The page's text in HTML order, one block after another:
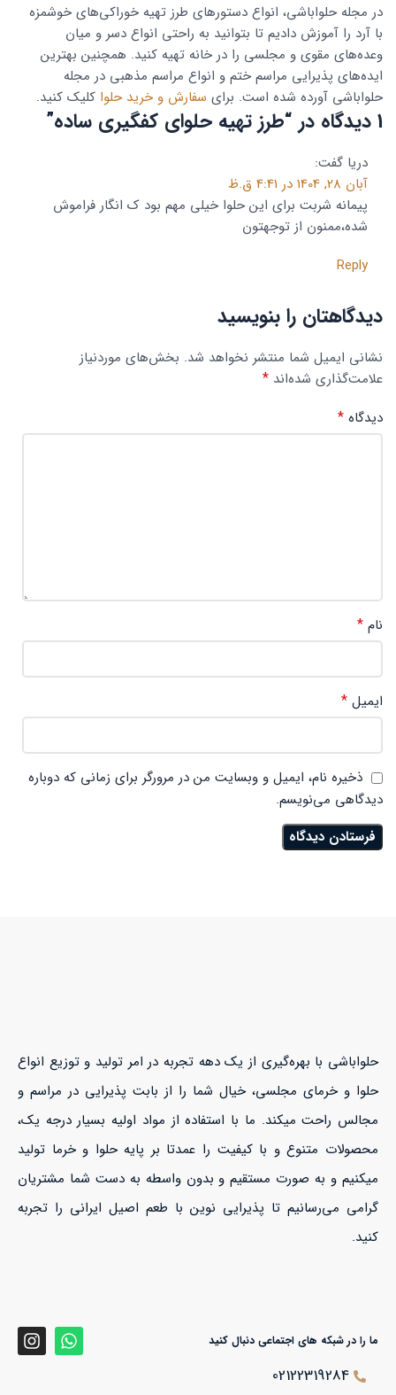
در مجله حلواباشی، انواع دستورهای طرز تهیه خوراکی‌های خوشمزه
با آرد را آموزش دادیم تا بتوانید به راحتی انواع دسر و میان
وعده‌های مقوی و مجلسی را در خانه تهیه کنید. همچنین بهترین
ایده‌های پذیرایی مراسم ختم و انواع مراسم مذهبی در مجله
حلواباشی آورده شده است. برای سفارش و خرید حلوا کلیک کنید.
1 دیدگاه در “ طرز تهیه حلوای کفگیری ساده”
دریا گفت:
آبان 28, 1404 در 4:41 ق.ظ
پیمانه شربت برای این حلوا خیلی مهم بود ک انگار فراموش
شده،ممنون از توجهتون
Reply
دیدگاهتان را بنویسید
نشانی ایمیل شما منتشر نخواهد شد. بخش‌های موردنیاز
علامت‌گذاری شده‌اند *
دیدگاه *
نام *
ایمیل *
ذخیره نام، ایمیل و وبسایت من در مرورگر برای زمانی که دوباره
دیدگاهی می‌نویسم.
حلواباشی با بهره‌گیری از یک دهه تجربه در امر تولید و توزیع انواع
حلوا و خرمای مجلسی، خیال شما را از بابت پذیرایی در مراسم و
مجالس راحت میکند. ما با استفاده از مواد اولیه بسیار درجه یک،
محصولات متنوع و با کیفیت را عمدتا بر پایه حلوا و خرما تولید
میکنیم و به صورت مستقیم و بدون واسطه به دست شما مشتریان
گرامی می‌رسانیم تا پذیرایی نوین با طعم اصیل ایرانی را تجربه
کنید.
ما را در شبکه های اجتماعی دنبال کنید
02122319284